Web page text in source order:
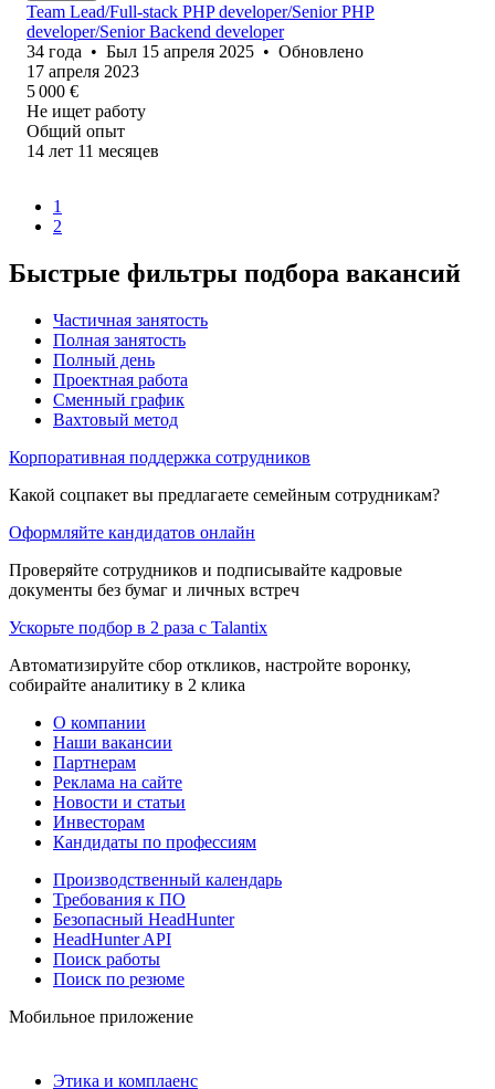
Team Lead/Full-stack PHP developer/Senior PHP
developer/Senior Backend developer
34 года • Был 15 апреля 2025 • Обновлено
17 апреля 2023
5 000 €
Не ищет работу
Общий опыт
14 лет 11 месяцев
1
2
Быстрые фильтры подбора вакансий
Частичная занятость
Полная занятость
Полный день
Проектная работа
Сменный график
Вахтовый метод
Корпоративная поддержка сотрудников
Какой соцпакет вы предлагаете семейным сотрудникам?
Оформляйте кандидатов онлайн
Проверяйте сотрудников и подписывайте кадровые
документы без бумаг и личных встреч
Ускорьте подбор в 2 раза с Talantix
Автоматизируйте сбор откликов, настройте воронку,
собирайте аналитику в 2 клика
О компании
Наши вакансии
Партнерам
Реклама на сайте
Новости и статьи
Инвесторам
Кандидаты по профессиям
Производственный календарь
Требования к ПО
Безопасный HeadHunter
HeadHunter API
Поиск работы
Поиск по резюме
Мобильное приложение
Этика и комплаенс